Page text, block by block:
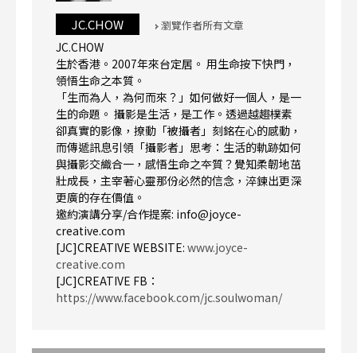
JC.CHOW 瀏覽作者所有文章
JC.CHOW
生於香港。2007年來台定居。 用生命按下快門，
領悟生命之本質。
「生而為人，為何而來？」如何做好一個人，是一
生的命題。 攝影是生活，是工作。透過越趨樸素
卻真實的影像，撩動「被攝者」刻銘在心的感動，
而傳遞訊息引領「攝影者」思考：生活的軌跡如何
與攝影交織合一，感悟生命之夲質？覺知柔韌地茁
壯成長，主宰著心靈那份必然的信念，淬鍊出更深
更廣的存在價值。
邀約演講分享/合作提案: info@joyce-
creative.com
[JC]CREATIVE WEBSITE: www.joyce-
creative.com
[JC]CREATIVE FB：
https://www.facebook.com/jc.soulwoman/